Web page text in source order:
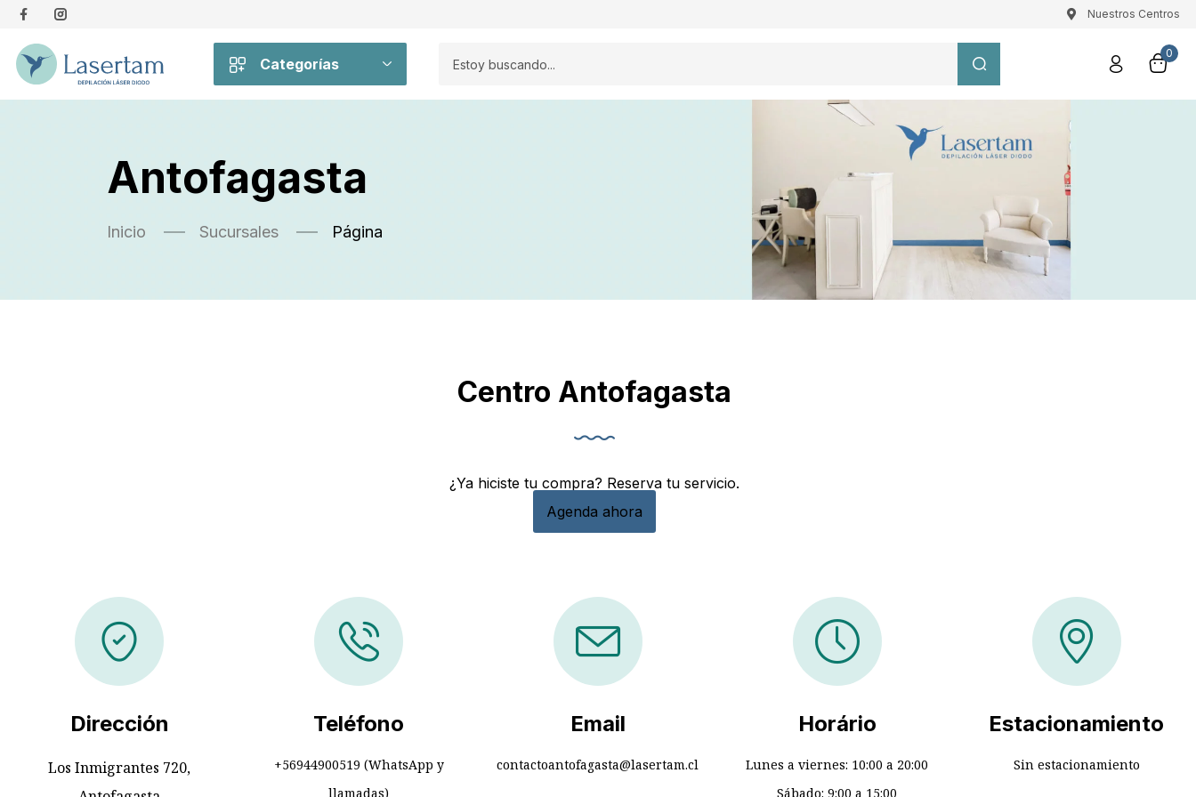
Nuestros Centros
Categorías
0
Antofagasta
Inicio Sucursales Página
Centro Antofagasta
¿Ya hiciste tu compra? Reserva tu servicio.
Agenda ahora
Dirección
Los Inmigrantes 720,
Teléfono
+56944900519 (WhatsApp y
llamadas)
Email
contactoantofagasta@lasertam.cl
Horário
Lunes a viernes: 10:00 a 20:00
Sábado: 9:00 a 15:00
Estacionamiento
Sin estacionamiento